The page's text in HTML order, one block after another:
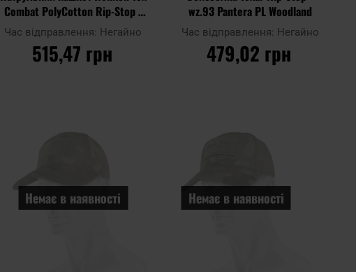
Combat PolyCotton Rip-Stop -
wz.93 Pantera PL Woodland
Час відправлення: Негайно
515,47 грн
wz.93 Pantera PL Woodland
Час відправлення: Негайно
479,02 грн
порівняння
Немає в наявності Немає в наявності